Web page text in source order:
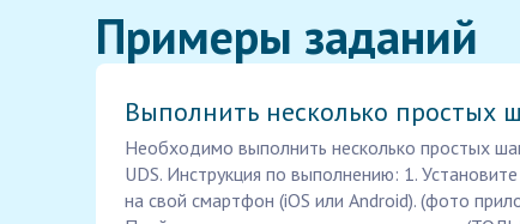
Примеры заданий
Выполнить несколько простых
Необходимо выполнить несколько простых
UDS. Инструкция по выполнению: 1.
на свой смартфон (iOS или Android). (фото